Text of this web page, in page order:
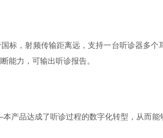
标，射频传输距离远，支持一台听诊器多
能力，可输出听诊报告。
产品达成了听诊过程的数字化转型，从而